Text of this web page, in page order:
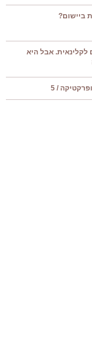
ביישום?
לקלינאית. אבל היא
/ 5